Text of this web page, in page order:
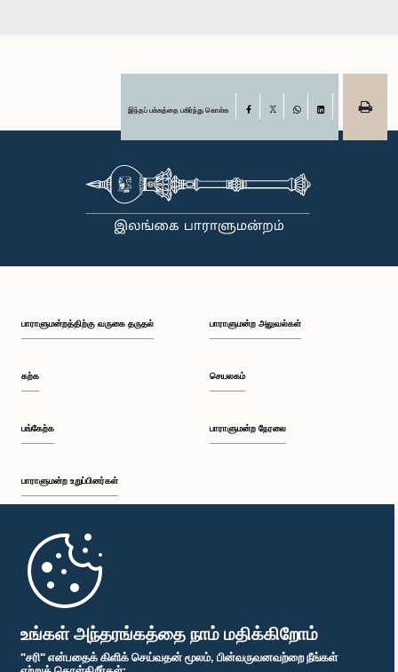
உங்கள் அந்தரங்கத்தை நாம் மதிக்கிறோம்
"சரி" என்பதைக் கிளிக் செய்வதன் மூலம், பின்வருவனவற்றை நீங்கள்
இந்தப் பக்கத்தை பகிர்ந்து கொள்க Facebook
பாராளுமன்றத்திற்கு வருகை தருதல்
கற்க
பங்கேற்க
பாராளுமன்ற உறுப்பினர்கள்
முதற்பக்கம்
பாராளுமன்ற அலுவல்கள்
செயலகம்
பாராளுமன்ற நேரலை
பாராளுமன்ற கையடக்க செயலி